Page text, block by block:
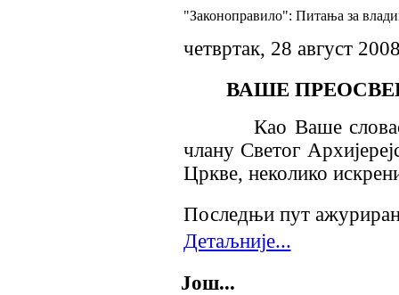
"Законоправило": Питања за
четвртак, 28 август
ВАШЕ
Као Ваше
члану Светог
Цркве, неколико
Последњи пут
Детаљније...
Још...